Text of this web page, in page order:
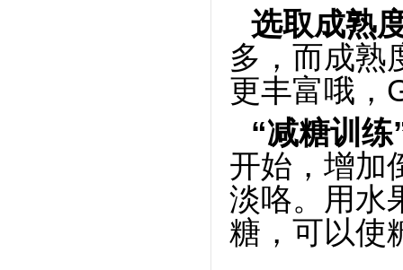
选取成熟
多，而成熟
更丰富哦，
“减糖训练
开始，增加
淡咯。用水
糖，可以使